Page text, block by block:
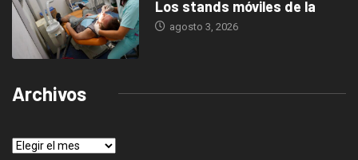
Los stands móviles de la
agosto 3, 2026
Archivos
Archivos